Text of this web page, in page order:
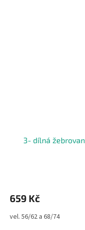
3- dílná
659 Kč
vel. 56/62 a 68/74